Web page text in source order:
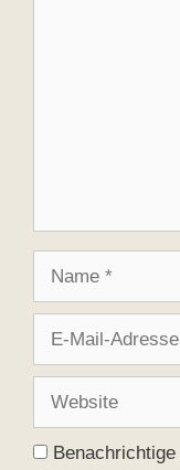
Adresse